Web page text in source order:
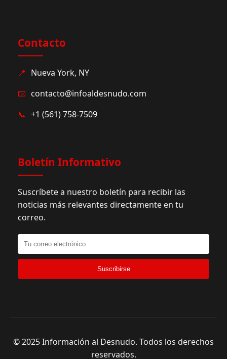
Contacto
📍 Nueva York, NY
📧 contacto@infoaldesnudo.com
📞 +1 (561) 758-7509
Boletín Informativo
Suscríbete a nuestro boletín para recibir las
noticias más relevantes directamente en tu
correo.
Suscribirse
© 2025 Información al Desnudo. Todos los derechos
reservados.